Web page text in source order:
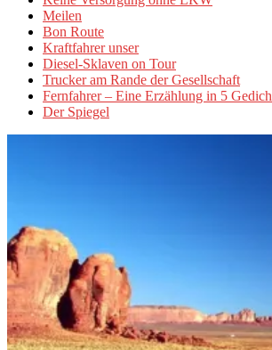
Meilen
Bon Route
Kraftfahrer unser
Diesel-Sklaven on Tour
Trucker am Rande der Gesellschaft
Fernfahrer – Eine Erzählung in 5
Der Spiegel